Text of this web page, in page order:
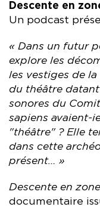
Descente en
Un podcast
« Dans un futur
explore les
les vestiges de
du théâtre
sonores du
sapiens avaient-
"théâtre" ? Elle
dans cette
présent… »
Descente en
documentaire